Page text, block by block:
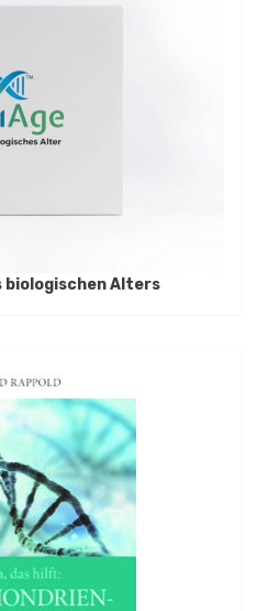
biologischen Alters